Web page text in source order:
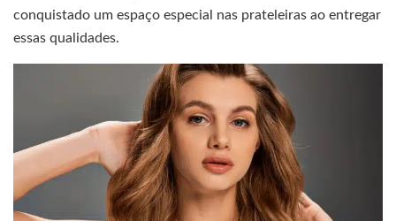
conquistado um espaço especial nas prateleiras ao entregar
essas qualidades.